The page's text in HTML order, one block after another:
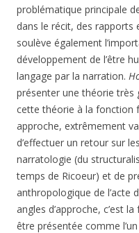
problématique principale
dans le récit, des rapports
soulève également
développement de l’être
langage par la narration.
présenter une théorie très
cette théorie à la fonction
approche, extrêmement
d’effectuer un retour sur
narratologie (du
temps de Ricoeur) et de
anthropologique de l’acte
angles d’approche, c’est
être présentée comme